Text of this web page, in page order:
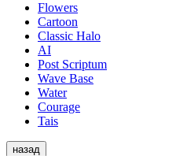
Flowers
Cartoon
Classic Halo
AI
Post Scriptum
Wave Base
Water
Courage
Tais
назад